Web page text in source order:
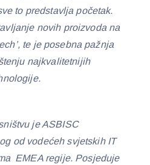
to predstavlja početak.
novih proizvoda na
te je posebna pažnja
najkvalitetnijih
je ASBISC
od vodećeh svjetskih IT
EMEA regije. Posjeduje